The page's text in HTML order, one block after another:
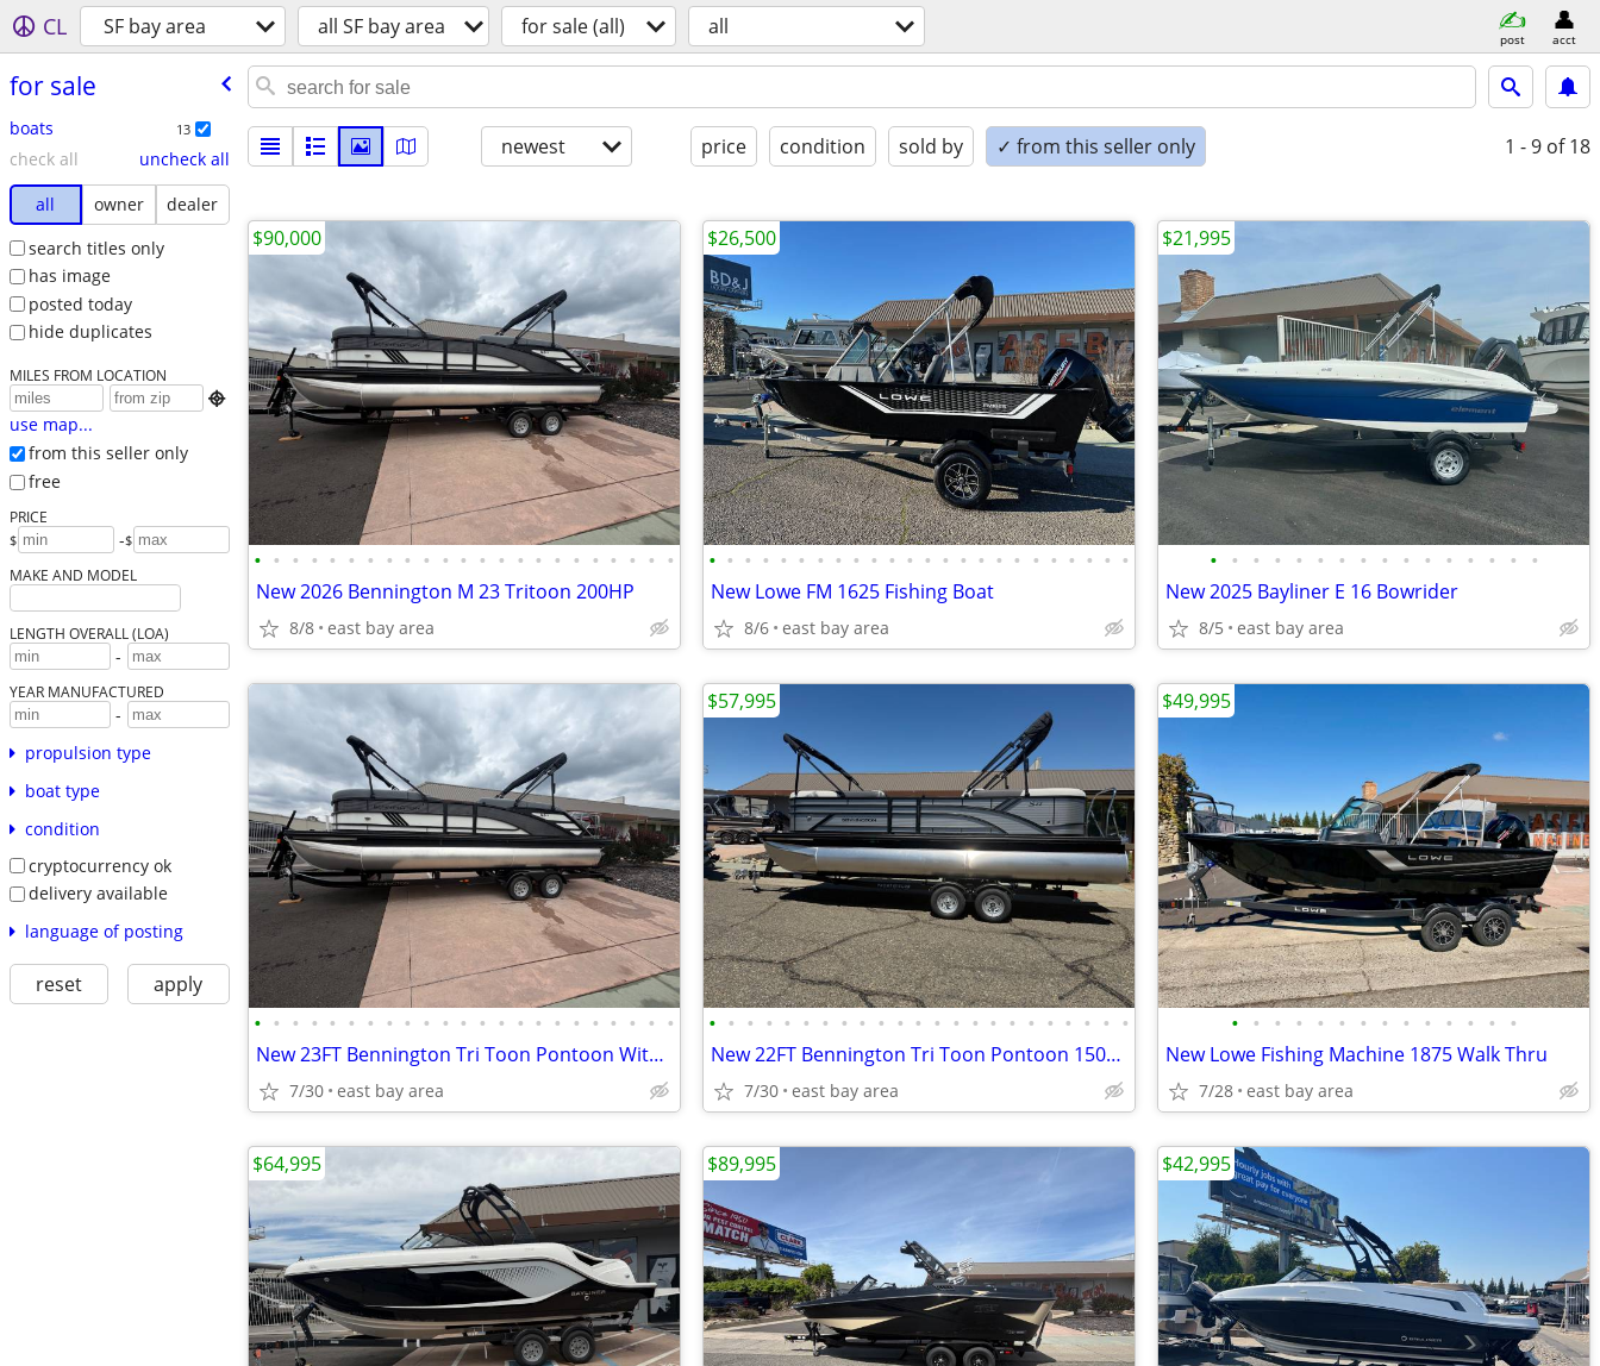
CL SF bay area all SF bay area for sale (all) all post acct
for sale
boats 13
check all
uncheck all
all
owner
dealer
search titles only
has image
posted today
hide duplicates
MILES FROM LOCATION

use map...
from this seller only
free
PRICE
$ -$
MAKE AND MODEL
LENGTH OVERALL (LOA)
-
YEAR MANUFACTURED
-
propulsion type
boat type
condition
cryptocurrency ok
delivery available
language of posting
reset apply
newest price condition sold by ✓ from this seller only 1 - 9 of 18
• • • • • • • • • • • • • • • • • • • • • • •
New 2026 Bennington M 23 Tritoon 200HP
8/8 east bay area
$90,000
• • • • • • • • • • • • • • • • • • • • • • • •
New Lowe FM 1625 Fishing Boat
8/6 east bay area
$26,500
• • • • • • • • • • • • • • • •
New 2025 Bayliner E 16 Bowrider
8/5 east bay area
$21,995
• • • • • • • • • • • • • • • • • • • • • • •
New 23FT Bennington Tri Toon Pontoon With A Mercury 200HP
7/30 east bay area
• • • • • • • • • • • • • • • • • • • • • • •
New 22FT Bennington Tri Toon Pontoon 150HP
7/30 east bay area
$57,995
• • • • • • • • • • • • • •
New Lowe Fishing Machine 1875 Walk Thru
7/28 east bay area
$49,995
$64,995 $89,995 $42,995